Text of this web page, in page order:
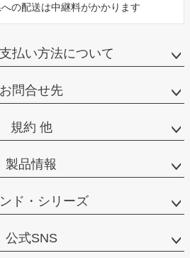
の配送は中継料がかかります
払い方法について
お問合せ先
規約 他
製品情報
ド・シリーズ
公式SNS